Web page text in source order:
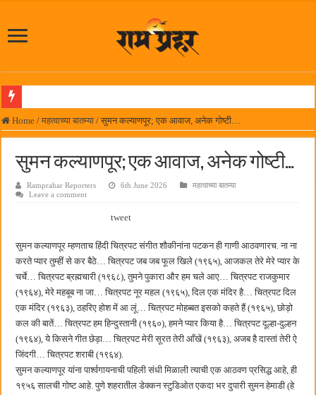
आमदार प्रशांत ठाकूर यांच्या उपस्थितीत विद्यार्थ्यांना रेनकोट, शिक्षकांना छत्री वाटप
समाजप्रिय नेतृत्व आमदार प्रशांत ठाकूर यांच्या वाढदिवसानिमित्त राज्यभरातून शुभेच्छांचा वर्षाव
पनवेलमध्ये ८ ऑगस्टला महारोजगार मेळावा
पालेखुर्द येथील जि.प. शाळेच्या नूतन इमारतीचे लोकनेते रामशेठ ठाकूर यांच्या उद्घाटन
हर घर तिरंगा अभियानासंदर्भात पनवेलमध्ये बैठक
कामोठे येथे समाजोपयोगी वस्तूंच्या वाटपाचा उपक्रम
छत्रपती शिवाजी महाराज महाराजस्व समाधान शिबिरास पनवेलमध्ये उत्स्फूर्त प्रतिसाद
Home / महत्वाच्या बातम्या / सुमन कल्याणपूर; एक आवाज, अनेक गोष्टी…
सुमन कल्याणपूर; एक आवाज, अनेक गोष्टी…
Ramprahar Reporters 6th June 2026
महत्वाच्या बातम्या
Leave a comment
tweet
सुमन कल्याणपूर म्हणताच हिंदी चित्रपट संगीत शौकीनांना पटकन ही गाणी आठवणारच. ना ना
करते प्यार तुम्हीं से कर बैठे… चित्रपट जब जब फूल खिले (१९६५), आजकल तेरे मेरे प्यार के
चर्चे… चित्रपट ब्रह्मचारी (१९६८), तुमने पुकारा और हम चले आए… चित्रपट राजकुमार
(१९६४), मेरे महबूब ना जा… चित्रपट नूर महल (१९६५), दिल एक मंदिर है… चित्रपट दिल
एक मंदिर (१९६३), ठहरिए होश में आ लूं… चित्रपट मोहब्बत इसको कहते हैं (१९६५), छोड़ो
कल की बातें… चित्रपट हम हिन्दुस्तानी (१९६०), हमने प्यार किया है… चित्रपट दूल्हा-दुल्हन
(१९६४), ये किसने गीत छेड़ा… चित्रपट मेरी सूरत तेरी आँखें (१९६३), अजब है दास्तां तेरी ऐ
जिंदगी… चित्रपट शराबी (१९६४).
सुमन कल्याणपूर यांना पार्श्वगायनाची पहिली संधी मिळाली त्याची एक आठवण प्रसिद्ध आहे, ही
१९५६ सालची गोष्ट आहे. पुणे शहरातील डेक्कन स्टुडिओत एकदा भर दुपारी सुमन हेमाडी (हे